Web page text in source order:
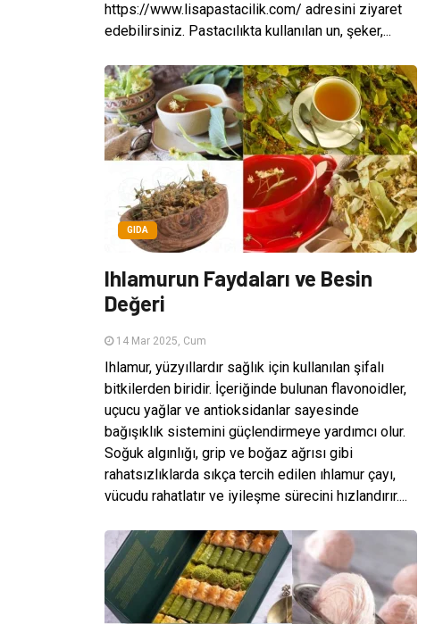
https://www.lisapastacilik.com/ adresini ziyaret
edebilirsiniz. Pastacılıkta kullanılan un, şeker,...
GIDA
Ihlamurun Faydaları ve Besin
Değeri
14 Mar 2025, Cum
Ihlamur, yüzyıllardır sağlık için kullanılan şifalı
bitkilerden biridir. İçeriğinde bulunan flavonoidler,
uçucu yağlar ve antioksidanlar sayesinde
bağışıklık sistemini güçlendirmeye yardımcı olur.
Soğuk algınlığı, grip ve boğaz ağrısı gibi
rahatsızlıklarda sıkça tercih edilen ıhlamur çayı,
vücudu rahatlatır ve iyileşme sürecini hızlandırır....